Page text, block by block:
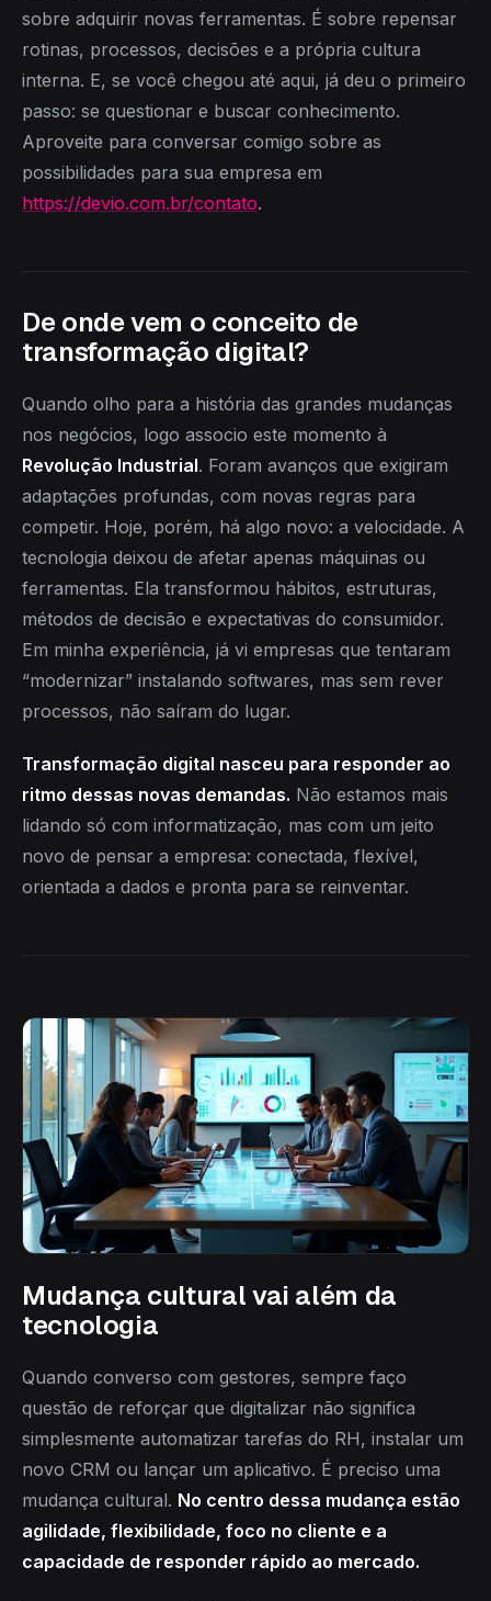
sobre adquirir novas ferramentas. É sobre repensar
rotinas, processos, decisões e a própria cultura
interna. E, se você chegou até aqui, já deu o primeiro
passo: se questionar e buscar conhecimento.
Aproveite para conversar comigo sobre as
possibilidades para sua empresa em
https://devio.com.br/contato.
De onde vem o conceito de
transformação digital?
Quando olho para a história das grandes mudanças
nos negócios, logo associo este momento à
Revolução Industrial. Foram avanços que exigiram
adaptações profundas, com novas regras para
competir. Hoje, porém, há algo novo: a velocidade. A
tecnologia deixou de afetar apenas máquinas ou
ferramentas. Ela transformou hábitos, estruturas,
métodos de decisão e expectativas do consumidor.
Em minha experiência, já vi empresas que tentaram
“modernizar” instalando softwares, mas sem rever
processos, não saíram do lugar.
Transformação digital nasceu para responder ao
ritmo dessas novas demandas. Não estamos mais
lidando só com informatização, mas com um jeito
novo de pensar a empresa: conectada, flexível,
orientada a dados e pronta para se reinventar.
Mudança cultural vai além da
tecnologia
Quando converso com gestores, sempre faço
questão de reforçar que digitalizar não significa
simplesmente automatizar tarefas do RH, instalar um
novo CRM ou lançar um aplicativo. É preciso uma
mudança cultural. No centro dessa mudança estão
agilidade, flexibilidade, foco no cliente e a
capacidade de responder rápido ao mercado.